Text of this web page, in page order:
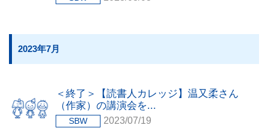
2023年7月
＜終了＞【読書人カレッジ】温又柔さん
（作家）の講演会を...
SBW 2023/07/19